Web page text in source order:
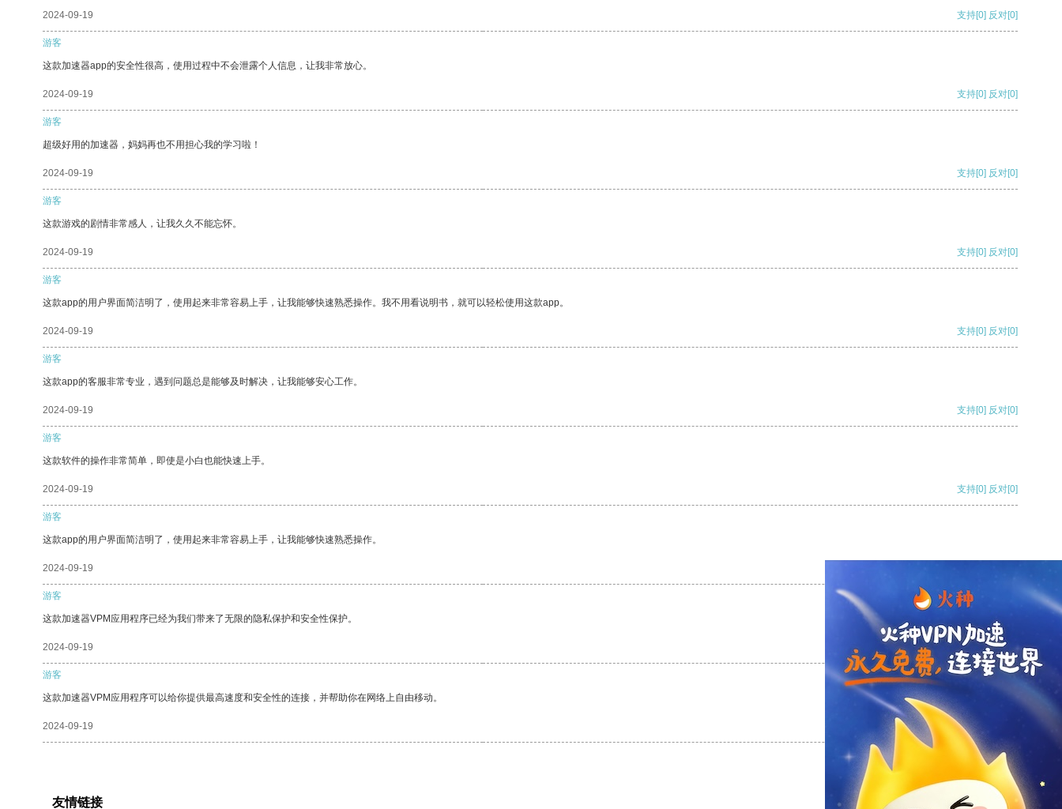
2024-09-19 支持[0] 反对[0]
游客
这款加速器app的安全性很高，使用过程中不会泄露个人信息，让我非常放心。
2024-09-19 支持[0] 反对[0]
游客
超级好用的加速器，妈妈再也不用担心我的学习啦！
2024-09-19 支持[0] 反对[0]
游客
这款游戏的剧情非常感人，让我久久不能忘怀。
2024-09-19 支持[0] 反对[0]
游客
这款app的用户界面简洁明了，使用起来非常容易上手，让我能够快速熟悉操作。我不用看说明书，就可以轻松使用这款app。
2024-09-19 支持[0] 反对[0]
游客
这款app的客服非常专业，遇到问题总是能够及时解决，让我能够安心工作。
2024-09-19 支持[0] 反对[0]
游客
这款软件的操作非常简单，即使是小白也能快速上手。
2024-09-19 支持[0] 反对[0]
游客
这款app的用户界面简洁明了，使用起来非常容易上手，让我能够快速熟悉操作。
2024-09-19
游客
这款加速器VPM应用程序已经为我们带来了无限的隐私保护和安全性保护。
2024-09-19 支持 [0] 反对 [0]
游客
这款加速器VPM应用程序可以给你提供最高速度和安全性的连接，并帮助你在网络上自由移动。
2024-09-19 支持
友情链接